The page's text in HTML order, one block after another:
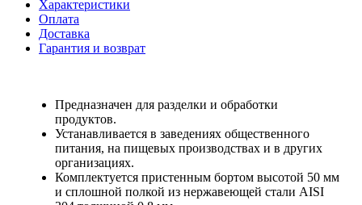
Характеристики
Оплата
Доставка
Гарантия и возврат
Предназначен для разделки и обработки
продуктов.
Устанавливается в заведениях общественного
питания, на пищевых производствах и в других
организациях.
Комплектуется пристенным бортом высотой 50 мм
и сплошной полкой из нержавеющей стали AISI